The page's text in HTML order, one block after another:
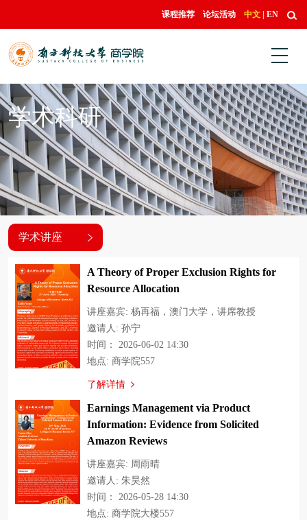
课程推荐 论坛活动 中文 EN
学术科研
学术讲座
研究成果
学术讲座
新闻公告
科研平台
A Theory of Proper Exclusion Rights for
Resource Allocation
讲座嘉宾: 杨再福，澳门大学，讲席教授
邀请人: 孙宁
时间： 2026-06-02 14:30
地点: 商学院557
了解详情
Earnings Management via Product
Information: Evidence from Solicited
Amazon Reviews
讲座嘉宾: 周雨晴
邀请人: 朱昊然
时间： 2026-05-28 14:30
地点: 商学院大楼557